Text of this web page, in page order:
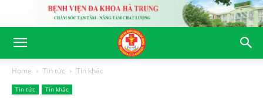
Home Tin tức Tin khác
Tin tức Tin khác